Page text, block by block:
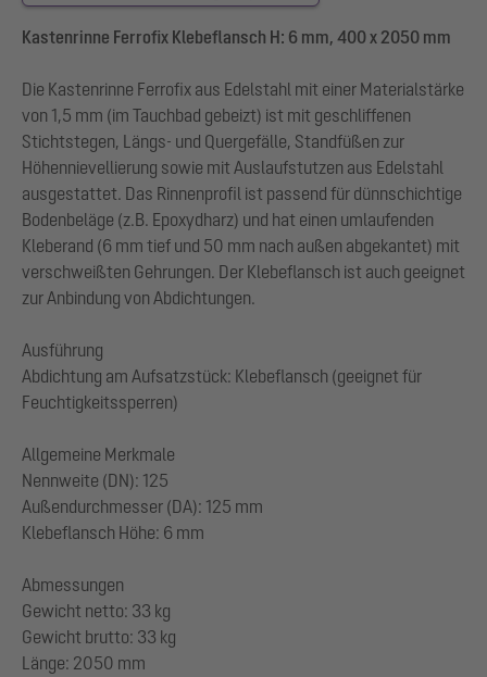
Kastenrinne Ferrofix Klebeflansch H: 6 mm, 400 x 2050 mm
Die Kastenrinne Ferrofix aus Edelstahl mit einer Materialstärke
von 1,5 mm (im Tauchbad gebeizt) ist mit geschliffenen
Stichtstegen, Längs- und Quergefälle, Standfüßen zur
Höhennievellierung sowie mit Auslaufstutzen aus Edelstahl
ausgestattet. Das Rinnenprofil ist passend für dünnschichtige
Bodenbeläge (z.B. Epoxydharz) und hat einen umlaufenden
Kleberand (6 mm tief und 50 mm nach außen abgekantet) mit
verschweißten Gehrungen. Der Klebeflansch ist auch geeignet
zur Anbindung von Abdichtungen.
Ausführung
Abdichtung am Aufsatzstück: Klebeflansch (geeignet für
Feuchtigkeitssperren)
Allgemeine Merkmale
Nennweite (DN): 125
Außendurchmesser (DA): 125 mm
Klebeflansch Höhe: 6 mm
Abmessungen
Gewicht netto: 33 kg
Gewicht brutto: 33 kg
Länge: 2050 mm